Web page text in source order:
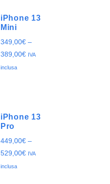
iPhone 13
Mini
349,00€ –
389,00€ IVA
inclusa
iPhone 13
Pro
449,00€ –
529,00€ IVA
inclusa